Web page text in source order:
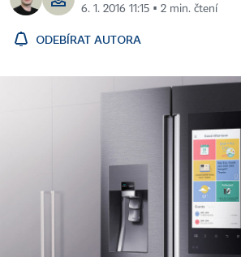
6. 1. 2016 11:15 ▪ 2 min. čtení
ODEBÍRAT AUTORA